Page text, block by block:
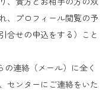
、プロフィール閲覧の予
合せの申込をする）こと
連絡（メール）に全く
センターにご連絡をいた